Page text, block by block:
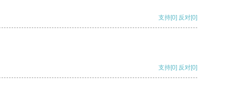
支持[0] 反对[0]
支持[0] 反对[0]